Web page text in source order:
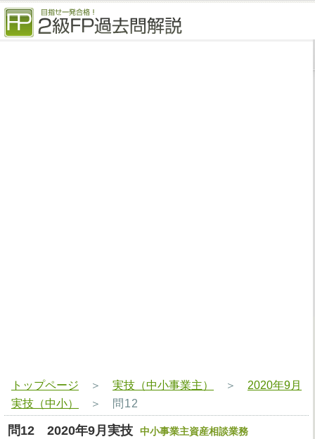
トップページ ＞ 実技（中小事業主） ＞ 2020年9月
実技（中小）
＞ 問12
問12 2020年9月実技 中小事業主資産相談業務